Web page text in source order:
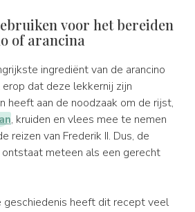
voor het bereiden
of arancina
ingrediënt van de arancino
dat deze lekkernij zijn
heeft aan de noodzaak om de rijst,
, kruiden en vlees mee te nemen
reizen van Frederik II. Dus, de
ontstaat meteen als een gerecht
geschiedenis heeft dit recept veel